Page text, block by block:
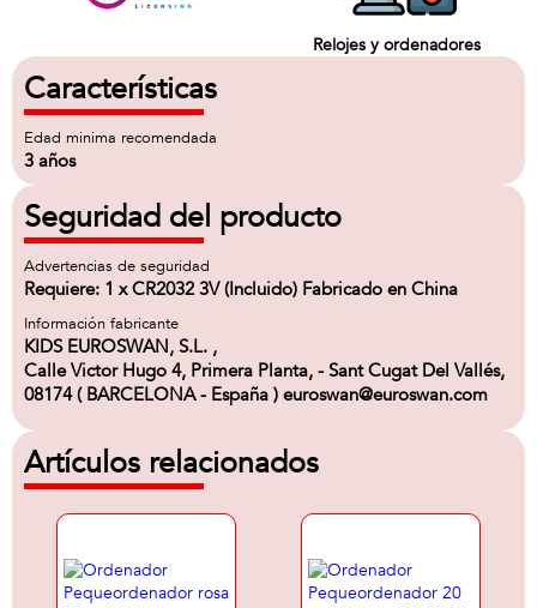
Relojes y ordenadores
Características
Edad minima recomendada
3 años
Seguridad del producto
Advertencias de seguridad
Requiere: 1 x CR2032 3V (Incluido) Fabricado en China
Información fabricante
KIDS EUROSWAN, S.L. ,
Calle Victor Hugo 4, Primera Planta, - Sant Cugat Del Vallés,
08174 ( BARCELONA - España ) euroswan@euroswan.com
Artículos relacionados